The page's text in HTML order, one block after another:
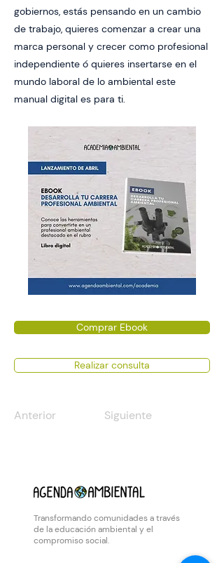
gobiernos, estás pensando en un cambio
de trabajo, quieres comenzar a crear una
marca personal y crecer como profesional
independiente ó quieres insertarse en el
mundo laboral de lo ambiental este
manual digital es para ti.
Comprar Ebook
Realizar consulta
Anterior Siguiente
Transformando comunidades a través
de la educación ambiental y el
compromiso social.